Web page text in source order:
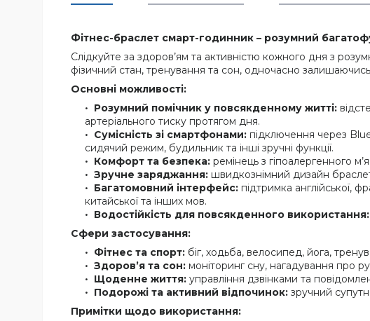
Фітнес-браслет смарт-годинник – розумний
Слідкуйте за здоров’ям та активністю кожного дня з
фізичний стан, тренування та сон, одночасно
Основні можливості:
Розумний помічник у повсякденному житті:
артеріального тиску протягом дня.
Сумісність зі смартфонами: підключення через
сидячий режим, будильник та інші зручні функції.
Комфорт та безпека: ремінець з гіпоалергенного
Зручне заряджання: швидкознімний дизайн
Багатомовний інтерфейс: підтримка англійської,
китайської та інших мов.
Водостійкість для повсякденного використання:
Сфери застосування:
Фітнес та спорт: біг, ходьба, велосипед, йога,
Здоров’я та сон: моніторинг сну, нагадування про
Щоденне життя: управління дзвінками та
Подорожі та активний відпочинок: зручний
Примітки щодо використання: